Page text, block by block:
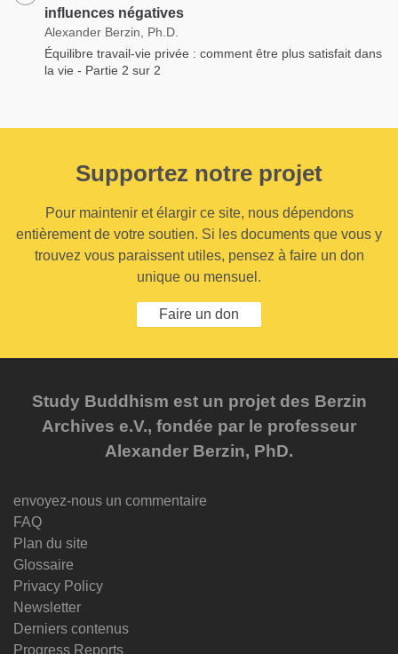
influences négatives
Alexander Berzin, Ph.D.
Équilibre travail-vie privée : comment être plus satisfait dans
la vie - Partie 2 sur 2
Supportez notre projet
Pour maintenir et élargir ce site, nous dépendons
entièrement de votre soutien. Si les documents que vous y
trouvez vous paraissent utiles, pensez à faire un don
unique ou mensuel.
Faire un don
Study Buddhism est un projet des Berzin
Archives e.V., fondée par le professeur
Alexander Berzin, PhD.
envoyez-nous un commentaire
FAQ
Plan du site
Glossaire
Privacy Policy
Newsletter
Derniers contenus
Progress Reports